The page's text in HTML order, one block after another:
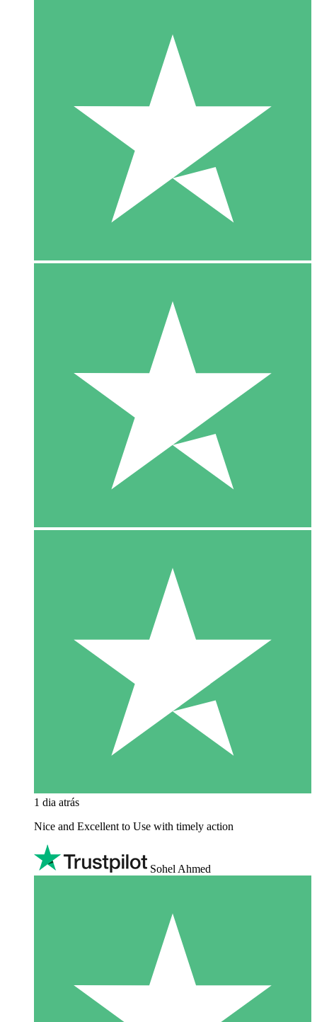
1 dia atrás
Nice and Excellent to Use with timely action
Sohel Ahmed